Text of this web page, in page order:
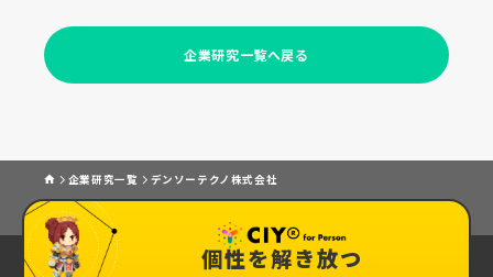
企業研究一覧へ戻る
企業研究一覧 デンソーテクノ株式会社
個性を解き放つ